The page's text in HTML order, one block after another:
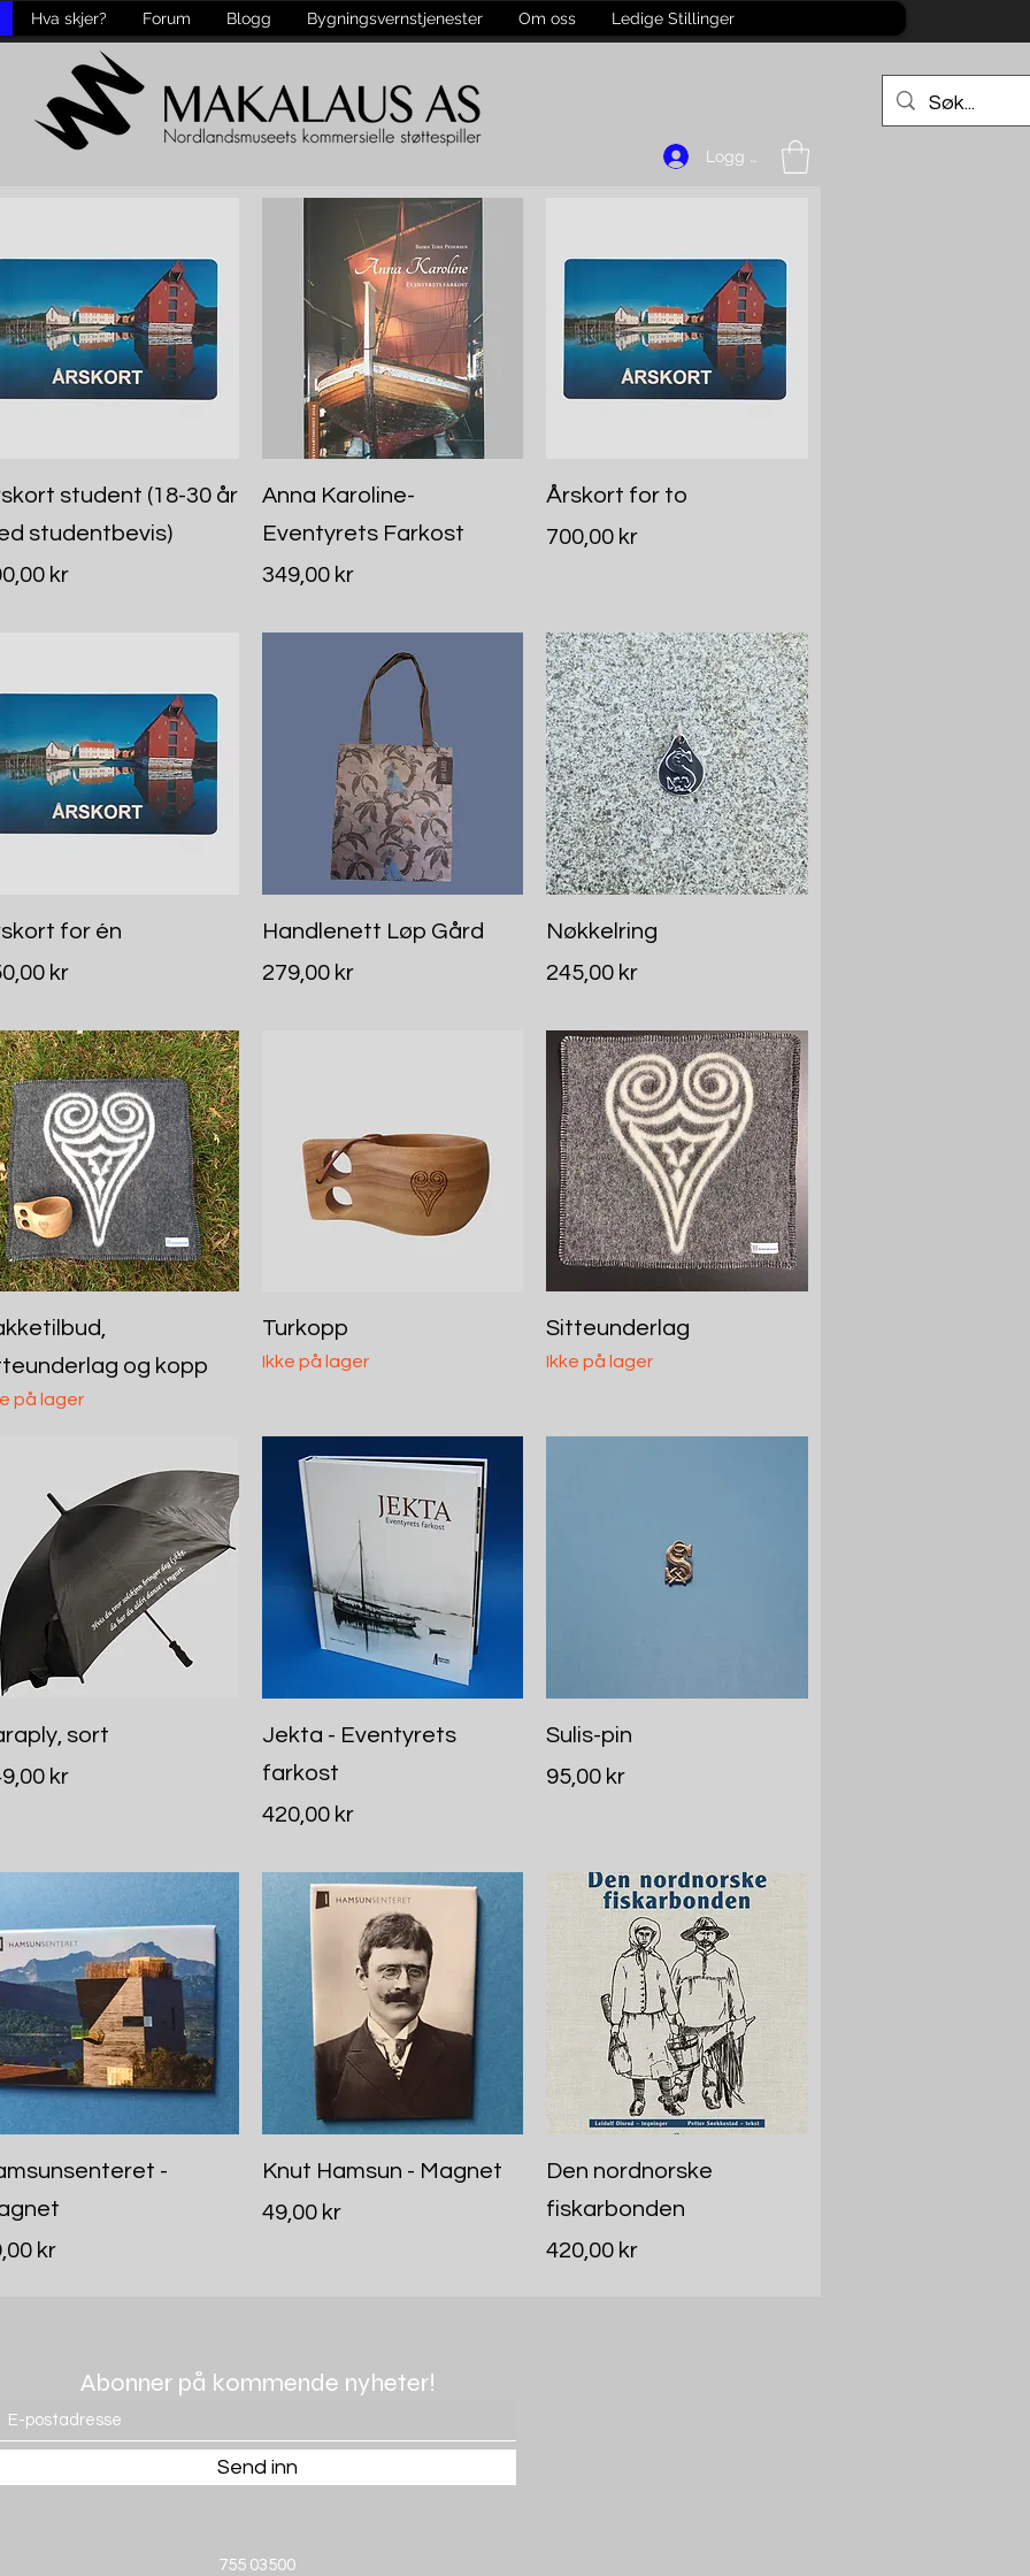
Hva skjer? Forum Blogg Bygningsvernstjenester Om oss Ledige Stillinger
Logg inn
Hurtigvisning
student (18-30 år
studentbevis)
kr
Hurtigvisning
Anna Karoline-
Eventyrets Farkost
Pris
349,00 kr
Hurtigvisning
Årskort for to
Pris
700,00 kr
Hurtigvisning
for én
kr
Hurtigvisning
Handlenett Løp Gård
Pris
279,00 kr
Hurtigvisning
Nøkkelring
Pris
245,00 kr
Hurtigvisning
og kopp
på lager
Hurtigvisning
Turkopp
Ikke på lager
Hurtigvisning
Sitteunderlag
Ikke på lager
Hurtigvisning
sort
kr
Hurtigvisning
Jekta - Eventyrets
farkost
Pris
420,00 kr
Hurtigvisning
Sulis-pin
Pris
95,00 kr
Hurtigvisning -
kr
Hurtigvisning
Knut Hamsun - Magnet
Pris
49,00 kr
Hurtigvisning
Den nordnorske
fiskarbonden
Pris
420,00 kr
Abonner på kommende nyheter!
Send inn
755 03500